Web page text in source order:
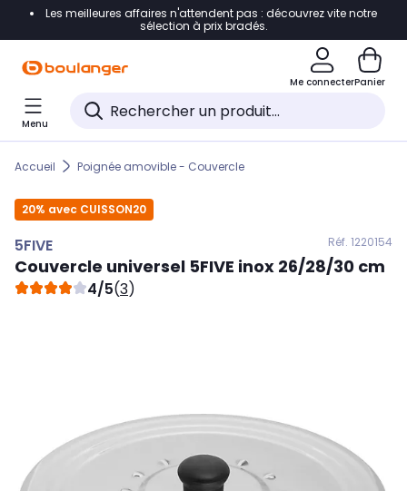
Accéder directement à la navigation
Accéder directement au pied de page
Accéder directement au chatbot
Les meilleures affaires n'attendent pas : découvrez vite notre
sélection à prix bradés.
Me connecterPanier
Menu
Accueil Poignée amovible - Couvercle
20% avec CUISSON20
5FIVE Réf. 1220154
Couvercle universel 5FIVE inox 26/28/30 cm
4/5(3)